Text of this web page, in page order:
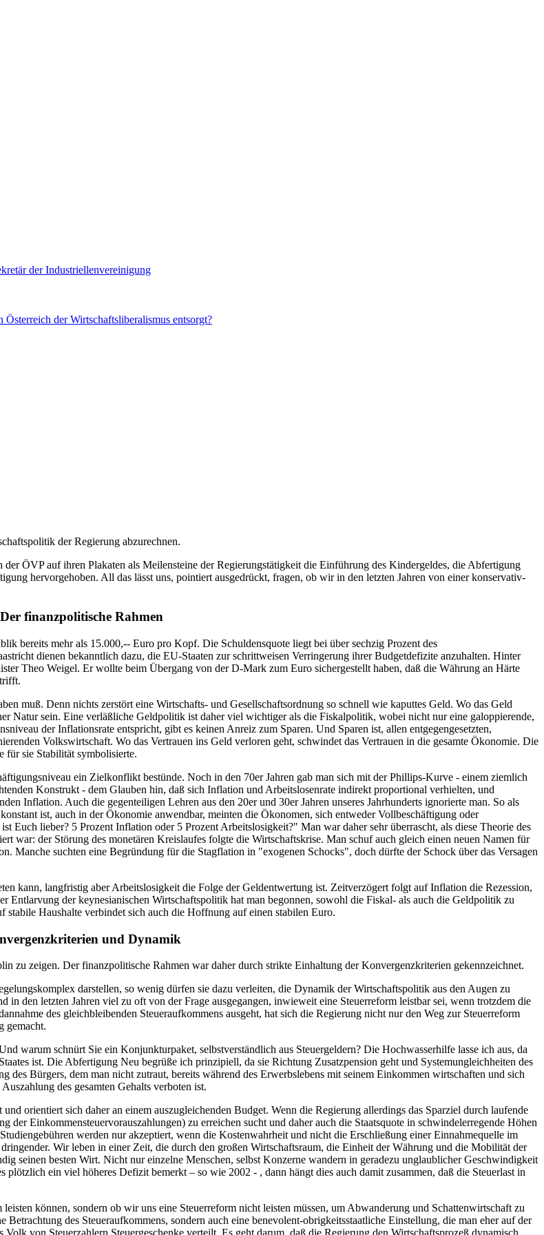
der Industriellenvereinigung
der Wirtschaftsliberalismus entsorgt?
der Regierung abzurechnen.
ÖVP auf ihren Plakaten als Meilensteine der Regierungstätigkeit die Einführung des Kindergeldes, die Abfertigung
hervorgehoben. All das lässt uns, pointiert ausgedrückt, fragen, ob wir in den letzten Jahren von einer konservativ-
Der finanzpolitische Rahmen
bereits mehr als 15.000,-- Euro pro Kopf. Die Schuldensquote liegt bei über sechzig Prozent des
dienen bekanntlich dazu, die EU-Staaten zur schrittweisen Verringerung ihrer Budgetdefizite anzuhalten. Hinter
Theo Weigel. Er wollte beim Übergang von der D-Mark zum Euro sichergestellt haben, daß die Währung an Härte
muß. Denn nichts zerstört eine Wirtschafts- und Gesellschaftsordnung so schnell wie kaputtes Geld. Wo das Geld
Natur sein. Eine verläßliche Geldpolitik ist daher viel wichtiger als die Fiskalpolitik, wobei nicht nur eine galoppierende,
der Inflationsrate entspricht, gibt es keinen Anreiz zum Sparen. Und Sparen ist, allen entgegengesetzten,
Volkswirtschaft. Wo das Vertrauen ins Geld verloren geht, schwindet das Vertrauen in die gesamte Ökonomie. Die
für sie Stabilität symbolisierte.
ein Zielkonflikt bestünde. Noch in den 70er Jahren gab man sich mit der Phillips-Kurve - einem ziemlich
Konstrukt - dem Glauben hin, daß sich Inflation und Arbeitslosenrate indirekt proportional verhielten, und
Inflation. Auch die gegenteiligen Lehren aus den 20er und 30er Jahren unseres Jahrhunderts ignorierte man. So als
ist, auch in der Ökonomie anwendbar, meinten die Ökonomen, sich entweder Vollbeschäftigung oder
Euch lieber? 5 Prozent Inflation oder 5 Prozent Arbeitslosigkeit?" Man war daher sehr überrascht, als diese Theorie des
war: der Störung des monetären Kreislaufes folgte die Wirtschaftskrise. Man schuf auch gleich einen neuen Namen für
Manche suchten eine Begründung für die Stagflation in "exogenen Schocks", doch dürfte der Schock über das Versagen
kann, langfristig aber Arbeitslosigkeit die Folge der Geldentwertung ist. Zeitverzögert folgt auf Inflation die Rezession,
Entlarvung der keynesianischen Wirtschaftspolitik hat man begonnen, sowohl die Fiskal- als auch die Geldpolitik zu
Haushalte verbindet sich auch die Hoffnung auf einen stabilen Euro.
und Dynamik
zu zeigen. Der finanzpolitische Rahmen war daher durch strikte Einhaltung der Konvergenzkriterien gekennzeichnet.
darstellen, so wenig dürfen sie dazu verleiten, die Dynamik der Wirtschaftspolitik aus den Augen zu
den letzten Jahren viel zu oft von der Frage ausgegangen, inwieweit eine Steuerreform leistbar sei, wenn trotzdem die
des gleichbleibenden Steueraufkommens ausgeht, hat sich die Regierung nicht nur den Weg zur Steuerreform
gemacht.
warum schnürt Sie ein Konjunkturpaket, selbstverständlich aus Steuergeldern? Die Hochwasserhilfe lasse ich aus, da
ist. Die Abfertigung Neu begrüße ich prinzipiell, da sie Richtung Zusatzpension geht und Systemungleichheiten des
Bürgers, dem man nicht zutraut, bereits während des Erwerbslebens mit seinem Einkommen wirtschaften und sich
des gesamten Gehalts verboten ist.
orientiert sich daher an einem auszugleichenden Budget. Wenn die Regierung allerdings das Sparziel durch laufende
der Einkommensteuervorauszahlungen) zu erreichen sucht und daher auch die Staatsquote in schwindelerregende Höhen
werden nur akzeptiert, wenn die Kostenwahrheit und nicht die Erschließung einer Einnahmequelle im
Wir leben in einer Zeit, die durch den großen Wirtschaftsraum, die Einheit der Währung und die Mobilität der
seinen besten Wirt. Nicht nur einzelne Menschen, selbst Konzerne wandern in geradezu unglaublicher Geschwindigkeit
ein viel höheres Defizit bemerkt – so wie 2002 - , dann hängt dies auch damit zusammen, daß die Steuerlast in
können, sondern ob wir uns eine Steuerreform nicht leisten müssen, um Abwanderung und Schattenwirtschaft zu
des Steueraufkommens, sondern auch eine benevolent-obrigkeitsstaatliche Einstellung, die man eher auf der